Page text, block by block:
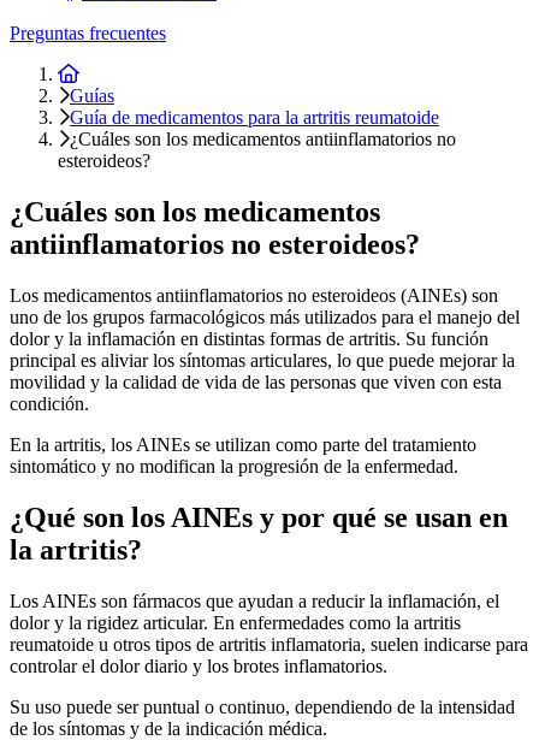
Preguntas frecuentes
Inicio
Guías
Guía de medicamentos para la artritis reumatoide
¿Cuáles son los medicamentos antiinflamatorios no
esteroideos?
¿Cuáles son los medicamentos
antiinflamatorios no esteroideos?
Los medicamentos antiinflamatorios no esteroideos (AINEs) son
uno de los grupos farmacológicos más utilizados para el manejo del
dolor y la inflamación en distintas formas de artritis. Su función
principal es aliviar los síntomas articulares, lo que puede mejorar la
movilidad y la calidad de vida de las personas que viven con esta
condición.
En la artritis, los AINEs se utilizan como parte del tratamiento
sintomático y no modifican la progresión de la enfermedad.
¿Qué son los AINEs y por qué se usan en
la artritis?
Los AINEs son fármacos que ayudan a reducir la inflamación, el
dolor y la rigidez articular. En enfermedades como la artritis
reumatoide u otros tipos de artritis inflamatoria, suelen indicarse para
controlar el dolor diario y los brotes inflamatorios.
Su uso puede ser puntual o continuo, dependiendo de la intensidad
de los síntomas y de la indicación médica.